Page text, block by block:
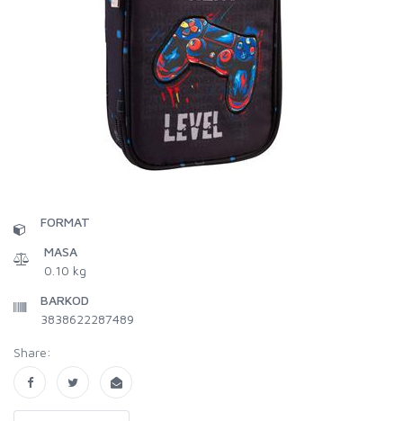
FORMAT
MASA
0.10 kg
BARKOD
3838622287489
Share: